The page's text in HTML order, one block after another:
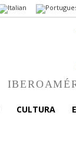
CULTURA